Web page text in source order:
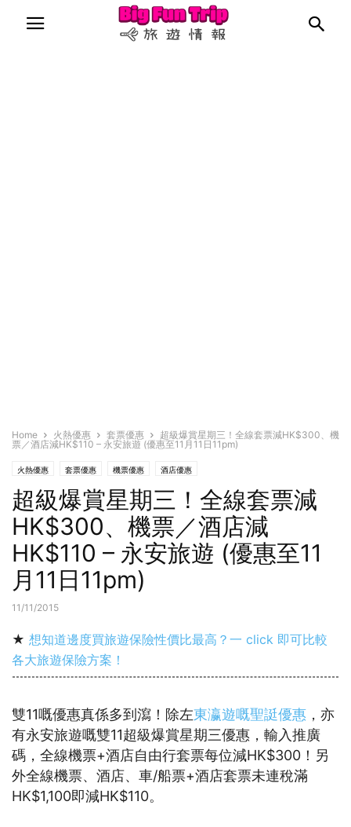
Home 火熱優惠 套票優惠
超級爆賞星期三！全線套票減HK$300、機
票／酒店減HK$110 – 永安旅遊 (優惠至11月11日11pm)
火熱優惠 套票優惠 機票優惠 酒店優惠
超級爆賞星期三！全線套票減
HK$300、機票／酒店減
HK$110 – 永安旅遊 (優惠至11
月11日11pm)
11/11/2015
★ 想知道邊度買旅遊保險性價比最高？一 click 即可比較
各大旅遊保險方案！
雙11嘅優惠真係多到瀉！除左東瀛遊嘅聖誔優惠 ，亦
有永安旅遊嘅雙11超級爆賞星期三優惠，輸入推廣
碼，全線機票+酒店自由行套票每位減HK$300！另
外全線機票、酒店、車/船票+酒店套票未連稅滿
HK$1,100即減HK$110。